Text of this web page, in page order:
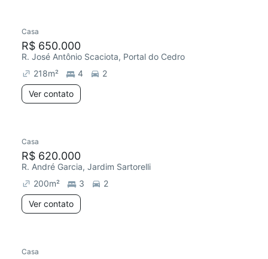
Casa
R$ 650.000
R. José Antônio Scaciota, Portal do Cedro
218m² 4
2
Ver contato
Casa
R$ 620.000
R. André Garcia, Jardim Sartorelli
200m² 3
2
Ver contato
Casa